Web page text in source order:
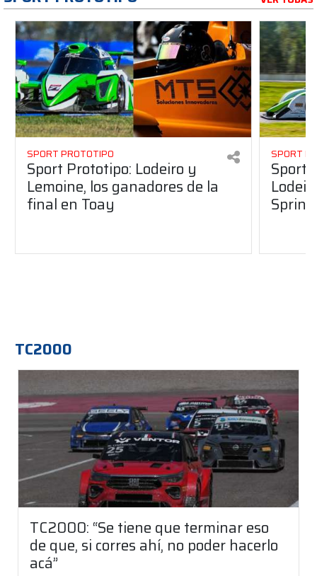
SPORT PROTOTIPO
Sport Prototipo: Lodeiro y
Lemoine, los ganadores de la
final en Toay
SPORT
Sport
Sprint
TC2000
TC2000: “Se tiene que terminar eso
de que, si corres ahí, no poder hacerlo
acá”